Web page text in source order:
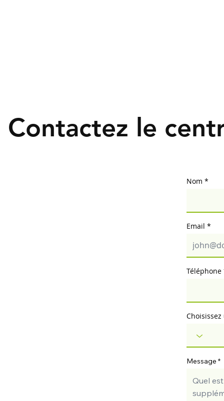
Contactez le
Nom
Email
Téléphone
Message